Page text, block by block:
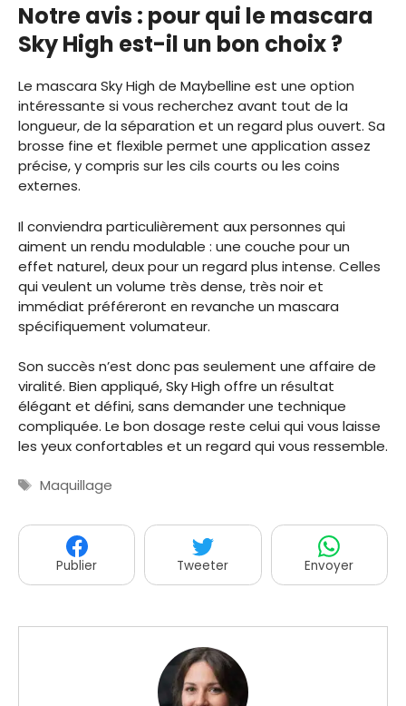
Notre avis : pour qui le mascara
Sky High est-il un bon choix ?
Le mascara Sky High de Maybelline est une option
intéressante si vous recherchez avant tout de la
longueur, de la séparation et un regard plus ouvert. Sa
brosse fine et flexible permet une application assez
précise, y compris sur les cils courts ou les coins
externes.
Il conviendra particulièrement aux personnes qui
aiment un rendu modulable : une couche pour un
effet naturel, deux pour un regard plus intense. Celles
qui veulent un volume très dense, très noir et
immédiat préféreront en revanche un mascara
spécifiquement volumateur.
Son succès n’est donc pas seulement une affaire de
viralité. Bien appliqué, Sky High offre un résultat
élégant et défini, sans demander une technique
compliquée. Le bon dosage reste celui qui vous laisse
les yeux confortables et un regard qui vous ressemble.
Étiquettes
Maquillage
Publier Tweeter Envoyer